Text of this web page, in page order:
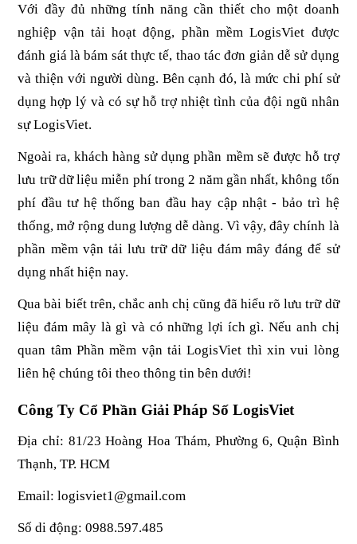
Với đầy đủ những tính năng cần thiết cho một doanh
nghiệp vận tải hoạt động, phần mềm LogisViet được
đánh giá là bám sát thực tế, thao tác đơn giản dễ sử dụng
và thiện với người dùng. Bên cạnh đó, là mức chi phí sử
dụng hợp lý và có sự hỗ trợ nhiệt tình của đội ngũ nhân
sự LogisViet.
Ngoài ra, khách hàng sử dụng phần mềm sẽ được hỗ trợ
lưu trữ dữ liệu miễn phí trong 2 năm gần nhất, không tốn
phí đầu tư hệ thống ban đầu hay cập nhật - bảo trì hệ
thống, mở rộng dung lượng dễ dàng. Vì vậy, đây chính là
phần mềm vận tải lưu trữ dữ liệu đám mây đáng để sử
dụng nhất hiện nay.
Qua bài biết trên, chắc anh chị cũng đã hiểu rõ lưu trữ dữ
liệu đám mây là gì và có những lợi ích gì. Nếu anh chị
quan tâm Phần mềm vận tải LogisViet thì xin vui lòng
liên hệ chúng tôi theo thông tin bên dưới!
Công Ty Cổ Phần Giải Pháp Số LogisViet
Địa chỉ: 81/23 Hoàng Hoa Thám, Phường 6, Quận Bình
Thạnh, TP. HCM
Email: logisviet1@gmail.com
Số di động: 0988.597.485